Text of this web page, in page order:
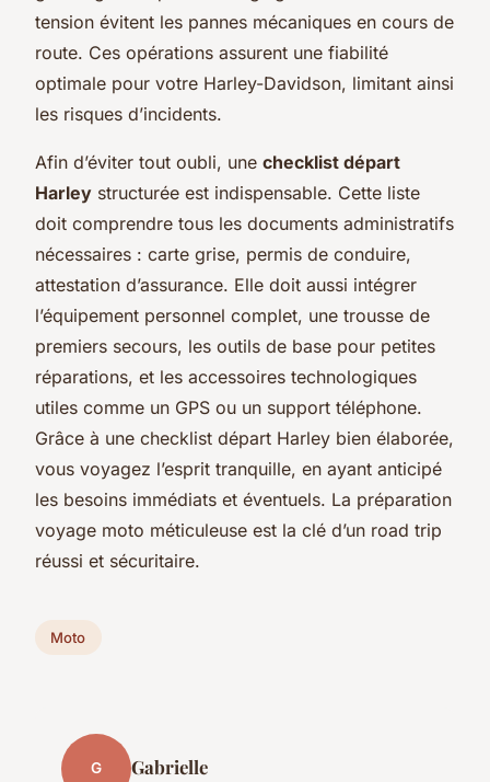
tension évitent les pannes mécaniques en cours de
route. Ces opérations assurent une fiabilité
optimale pour votre Harley-Davidson, limitant ainsi
les risques d’incidents.
Afin d’éviter tout oubli, une checklist départ
Harley structurée est indispensable. Cette liste
doit comprendre tous les documents administratifs
nécessaires : carte grise, permis de conduire,
attestation d’assurance. Elle doit aussi intégrer
l’équipement personnel complet, une trousse de
premiers secours, les outils de base pour petites
réparations, et les accessoires technologiques
utiles comme un GPS ou un support téléphone.
Grâce à une checklist départ Harley bien élaborée,
vous voyagez l’esprit tranquille, en ayant anticipé
les besoins immédiats et éventuels. La préparation
voyage moto méticuleuse est la clé d’un road trip
réussi et sécuritaire.
Moto
G Gabrielle